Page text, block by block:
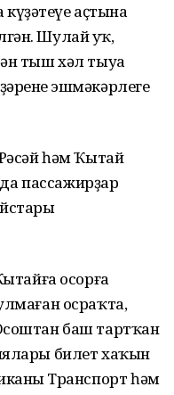
аҫтына
Шулай уҡ,
тыш хәл тыуа
эшмәкәрлеге
һәм Ҡытай
пассажирҙар
осорға
осраҡта,
баш тартҡан
билет хаҡын
Транспорт һәм